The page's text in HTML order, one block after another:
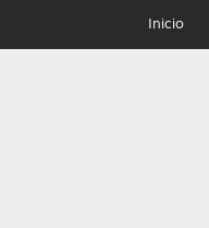
Inicio